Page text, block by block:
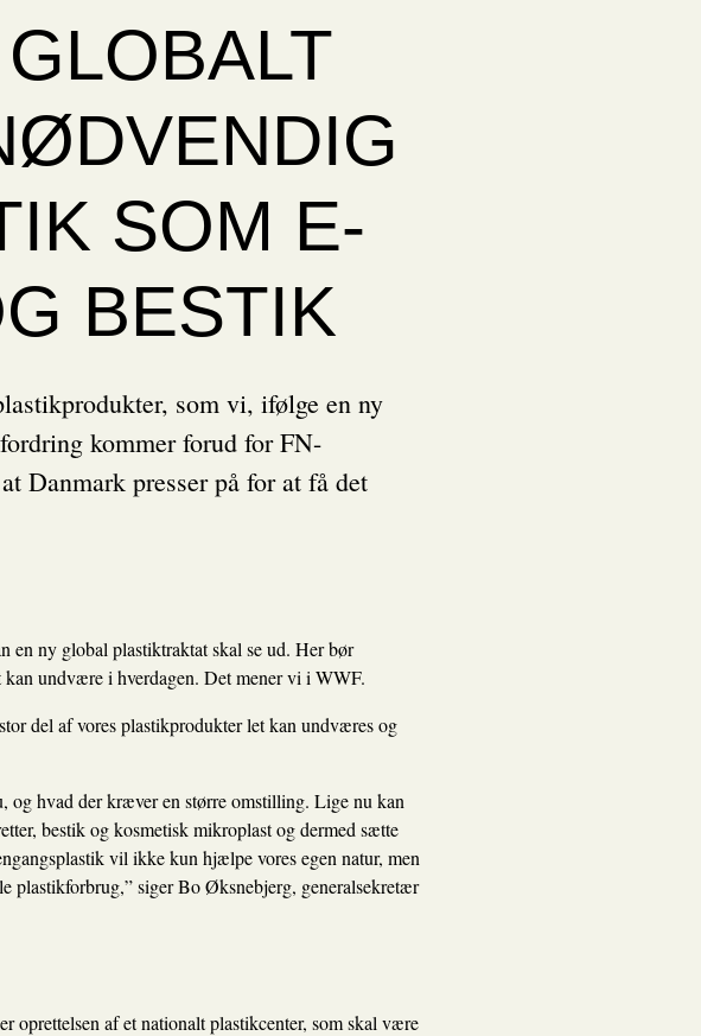
SOM E-
BESTIK
som vi, ifølge en ny
kommer forud for FN-
Danmark presser på for at få det
en ny global plastiktraktat skal se ud. Her bør
undvære i hverdagen. Det mener vi i WWF.
del af vores plastikprodukter let kan undværes og
og hvad der kræver en større omstilling. Lige nu kan
bestik og kosmetisk mikroplast og dermed sætte
vil ikke kun hjælpe vores egen natur, men
plastikforbrug,” siger Bo Øksnebjerg, generalsekretær
oprettelsen af et nationalt plastikcenter, som skal være